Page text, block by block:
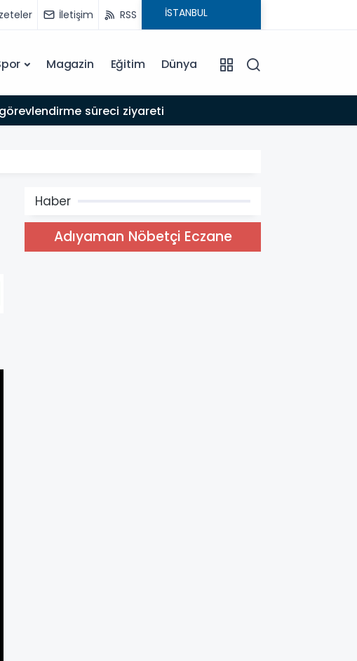
İletişim RSS
Magazin Eğitim Dünya
görevlendirme süreci ziyareti
Haber
Adıyaman Nöbetçi Eczane